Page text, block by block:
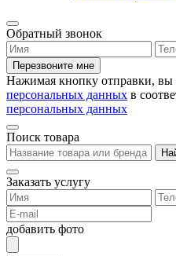
Обратный звонок
Перезвоните мне
Нажимая кнопку отправки, вы
персональных данных в
персональных данных
Поиск товара
Заказать услугу
добавить фото